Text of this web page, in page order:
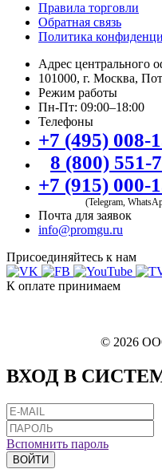
Правила торговли
Обратная связь
Политика
Адрес центрального
101000, г. Москва,
Режим работы
Пн-Пт: 09:00–18:00
Телефоны
+7 (495) 008-
8 (800) 551-
+7 (915) 000-
(Telegram,
Почта для заявок
info@promgu.ru
Присоединяйтесь к нам
К оплате принимаем
© 2026
ВХОД В
Вспомнить пароль
ВОЙТИ